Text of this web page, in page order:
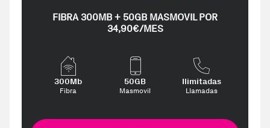
FIBRA 300MB + 50GB MASMOVIL POR
34,90€/MES
300Mb
Fibra
50GB
Masmovil
Ilimitadas
Llamadas